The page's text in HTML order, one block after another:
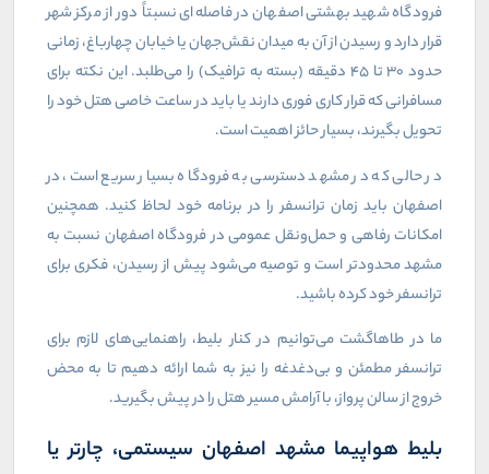
فرودگاه شهید بهشتی اصفهان در فاصله‌ای نسبتاً دور از مرکز شهر
قرار دارد و رسیدن از آن به میدان نقش‌جهان یا خیابان چهارباغ، زمانی
حدود ۳۰ تا ۴۵ دقیقه (بسته به ترافیک) را می‌طلبد. این نکته برای
مسافرانی که قرار کاری فوری دارند یا باید در ساعت خاصی هتل خود را
تحویل بگیرند، بسیار حائز اهمیت است.
در حالی که در مشهد دسترسی به فرودگاه بسیار سریع است، در
اصفهان باید زمان ترانسفر را در برنامه خود لحاظ کنید. همچنین
امکانات رفاهی و حمل‌ونقل عمومی در فرودگاه اصفهان نسبت به
مشهد محدودتر است و توصیه می‌شود پیش از رسیدن، فکری برای
ترانسفر خود کرده باشید.
ما در طاهاگشت می‌توانیم در کنار بلیط، راهنمایی‌های لازم برای
ترانسفر مطمئن و بی‌دغدغه را نیز به شما ارائه دهیم تا به محض
خروج از سالن پرواز، با آرامش مسیر هتل را در پیش بگیرید.
بلیط هواپیما مشهد اصفهان سیستمی، چارتر یا